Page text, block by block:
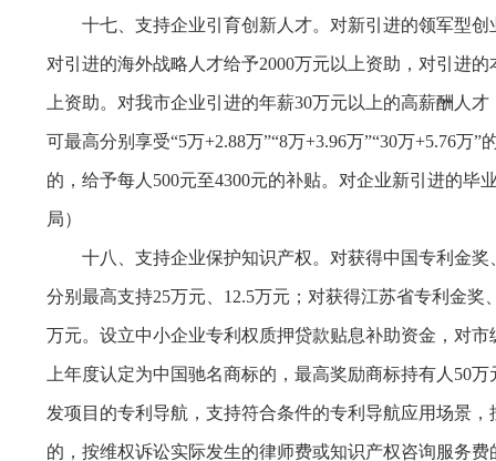
十七、支持企业引育创新人才。对新引进的领军型
对引进的海外战略人才给予2000万元以上资助，对引进
上资助。对我市企业引进的年薪30万元以上的高薪酬人
可最高分别享受“5万+2.88万”“8万+3.96万”“30万+5.76
的，给予每人500元至4300元的补贴。对企业新引进的
局）
十八、支持企业保护知识产权。对获得中国专利金
分别最高支持25万元、12.5万元；对获得江苏省专利金
万元。设立中小企业专利权质押贷款贴息补助资金，对
上年度认定为中国驰名商标的，最高奖励商标持有人50
发项目的专利导航，支持符合条件的专利导航应用场景
的，按维权诉讼实际发生的律师费或知识产权咨询服务